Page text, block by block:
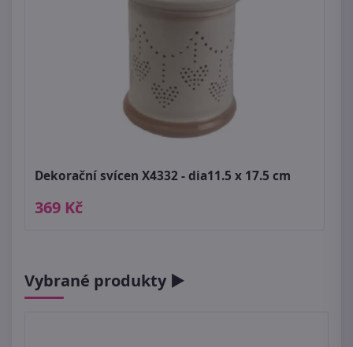
Dekorační svícen X4332 - dia11.5 x 17.5 cm
369 Kč
Vybrané produkty ►